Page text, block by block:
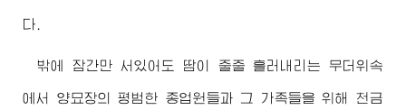
다.
밖에 잠간만 서있어도 땀이 줄줄 흘러내리는 무더위속
에서 양묘장의 평범한 종업원들과 그 가족들을 위해 천금